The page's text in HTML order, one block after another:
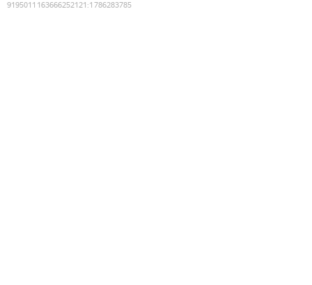
9195011163666252121 :1786283785